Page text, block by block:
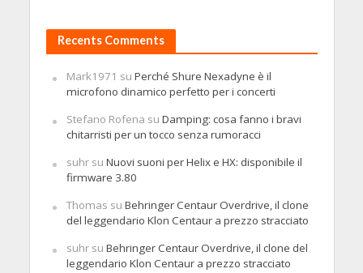
Recents Comments
Mark1971 su Perché Shure Nexadyne è il
microfono dinamico perfetto per i concerti
Stefano Rofena su Damping: cosa fanno i bravi
chitarristi per un tocco senza rumoracci
suhrsu Nuovi suoni per Helix e HX: disponibile il
firmware 3.80
Thomas su Behringer Centaur Overdrive, il clone
del leggendario Klon Centaur a prezzo stracciato
suhrsu Behringer Centaur Overdrive, il clone del
leggendario Klon Centaur a prezzo stracciato